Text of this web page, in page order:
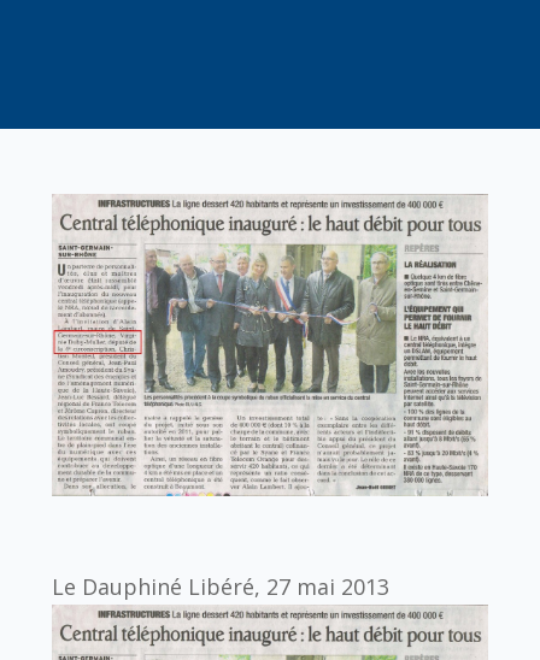
Le Dauphiné Libéré, 27 mai 2013